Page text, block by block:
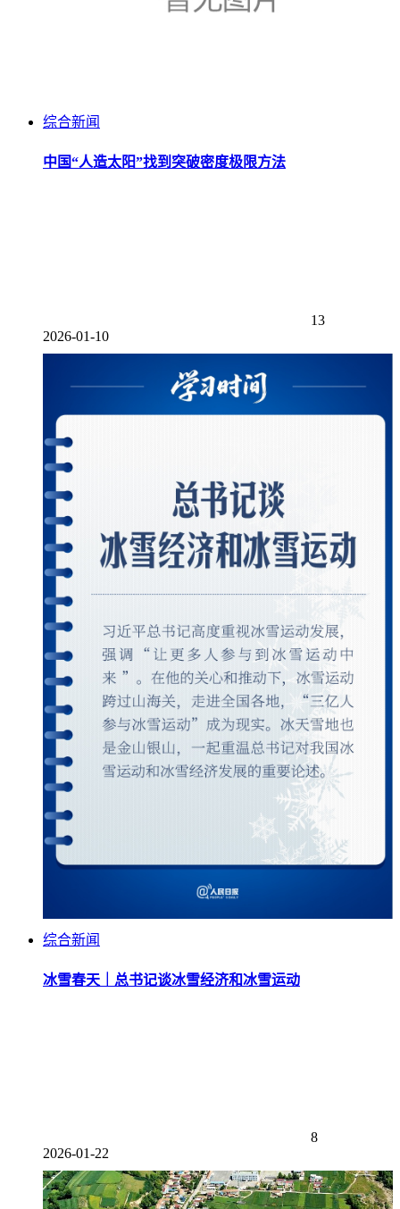
综合新闻
中国“人造太阳”找到突破密度极限方法
13
2026-01-10
综合新闻
冰雪春天｜总书记谈冰雪经济和冰雪运动
8
2026-01-22